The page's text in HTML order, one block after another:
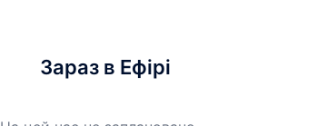
Зараз в Ефірі